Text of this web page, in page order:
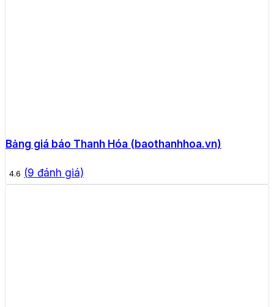
Bảng giá báo Thanh Hóa (baothanhhoa.vn)
4.6 (9 đánh giá)